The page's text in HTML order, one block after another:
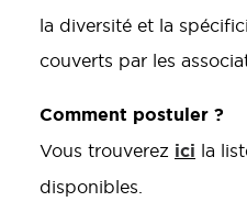
la diversité et la
couverts par les
Comment postuler ?
Vous trouverez ici la
disponibles.